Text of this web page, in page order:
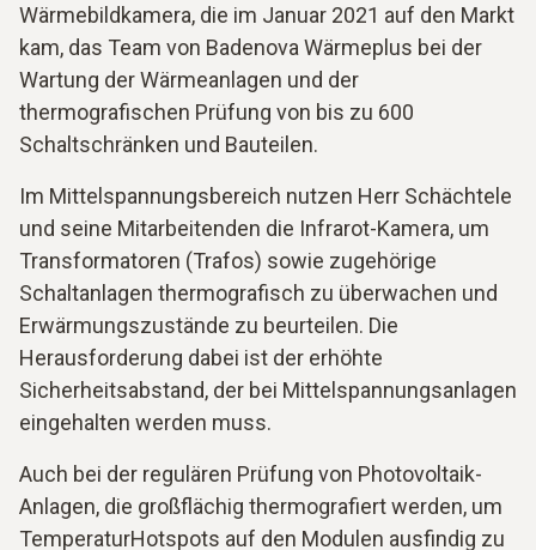
Wärmebildkamera, die im Januar 2021 auf den Markt
kam, das Team von Badenova Wärmeplus bei der
Wartung der Wärmeanlagen und der
thermografischen Prüfung von bis zu 600
Schaltschränken und Bauteilen.
Im Mittelspannungsbereich nutzen Herr Schächtele
und seine Mitarbeitenden die Infrarot-Kamera, um
Transformatoren (Trafos) sowie zugehörige
Schaltanlagen thermografisch zu überwachen und
Erwärmungszustände zu beurteilen. Die
Herausforderung dabei ist der erhöhte
Sicherheitsabstand, der bei Mittelspannungsanlagen
eingehalten werden muss.
Auch bei der regulären Prüfung von Photovoltaik-
Anlagen, die großflächig thermografiert werden, um
TemperaturHotspots auf den Modulen ausfindig zu